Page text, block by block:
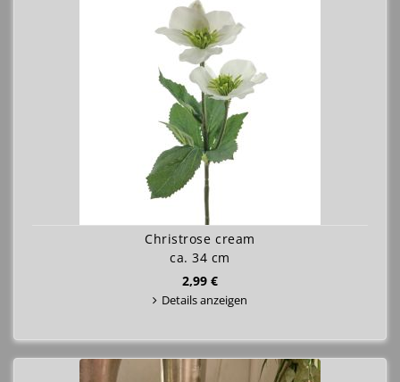
Christrose cream
ca. 34 cm
2,99 €
Details anzeigen